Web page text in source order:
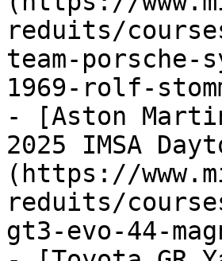
reduits/
team-porsche-
1969-rolf-
- [Aston Martin
2025 IMSA
(https://
reduits/
gt3-evo-44-